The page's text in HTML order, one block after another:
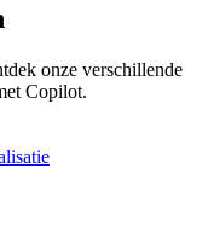
onze verschillende
Copilot.